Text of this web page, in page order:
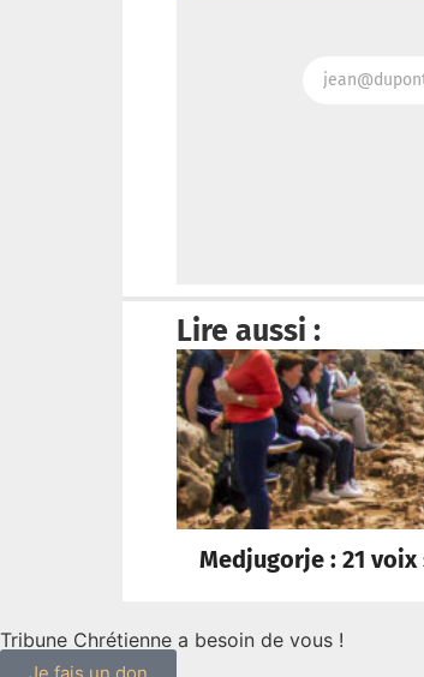
Lire aussi :
Medjugorje : 21
Tribune Chrétienne a besoin de vous !
Je fais un don